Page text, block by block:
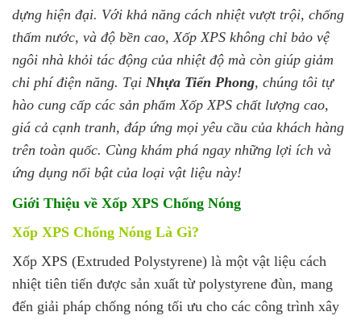
dựng hiện đại. Với khả năng cách nhiệt vượt trội, chống
thấm nước, và độ bền cao, Xốp XPS không chỉ bảo vệ
ngôi nhà khỏi tác động của nhiệt độ mà còn giúp giảm
chi phí điện năng. Tại Nhựa Tiến Phong, chúng tôi tự
hào cung cấp các sản phẩm Xốp XPS chất lượng cao,
giá cả cạnh tranh, đáp ứng mọi yêu cầu của khách hàng
trên toàn quốc. Cùng khám phá ngay những lợi ích và
ứng dụng nổi bật của loại vật liệu này!
Giới Thiệu về Xốp XPS Chống Nóng
Xốp XPS Chống Nóng Là Gì?
Xốp XPS (Extruded Polystyrene) là một vật liệu cách
nhiệt tiên tiến được sản xuất từ polystyrene đùn, mang
đến giải pháp chống nóng tối ưu cho các công trình xây